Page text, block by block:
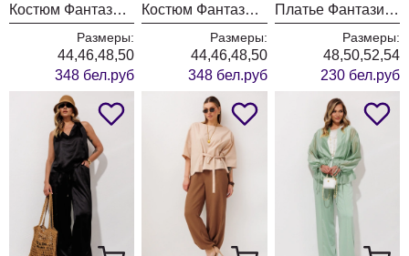
Костюм Фантазия Мод 5418 белый
Размеры:
44,46,48,50
348 бел.руб
Костюм Фантазия Мод 5418 пудра
Размеры:
44,46,48,50
348 бел.руб
Платье Фантазия Мод 5147-1
Размеры:
48,50,52,54
230 бел.руб